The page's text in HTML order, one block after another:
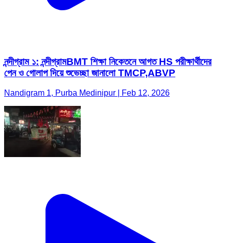
নন্দীগ্রাম ১: নন্দীগ্রামBMT শিক্ষা নিকেতনে আগত HS পরীক্ষার্থীদের
পেন ও গোলাপ দিয়ে শুভেচ্ছা জানালো TMCP,ABVP
Nandigram 1, Purba Medinipur | Feb 12, 2026